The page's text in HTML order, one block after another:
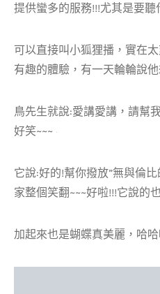
提供蠻多的服務!!!尤其是要聽
可以直接叫小狐狸播，實在
有趣的體驗，有一天輪輪說他
鳥先生就說:愛講愛講，請幫
好笑~~~
它說:好的!幫你撥放”無與倫
家整個笑翻~~~好啦!!!它說的
加起來也是蝴蝶真美麗，哈